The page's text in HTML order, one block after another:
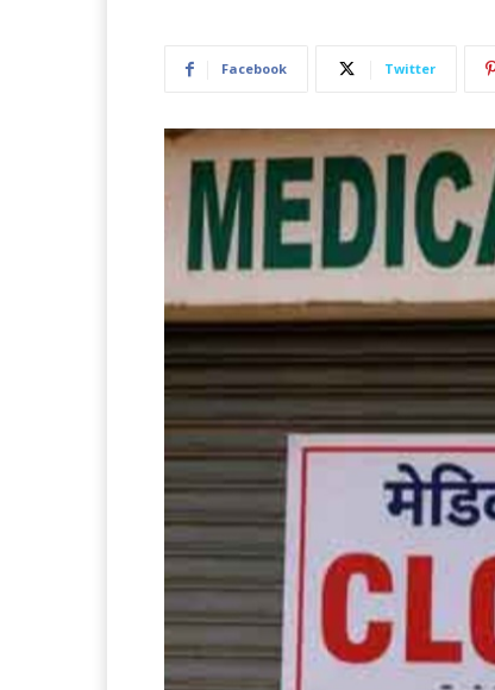
Facebook Twitter